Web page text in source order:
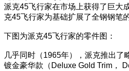
派克45飞行家在市场上获得了巨大
克45飞行家为基础扩展了全钢钢笔
下图为派克45飞行家的零件图：
几乎同时（1965年），派克推出了
镀金豪华款（Deluxe Gold Trim，